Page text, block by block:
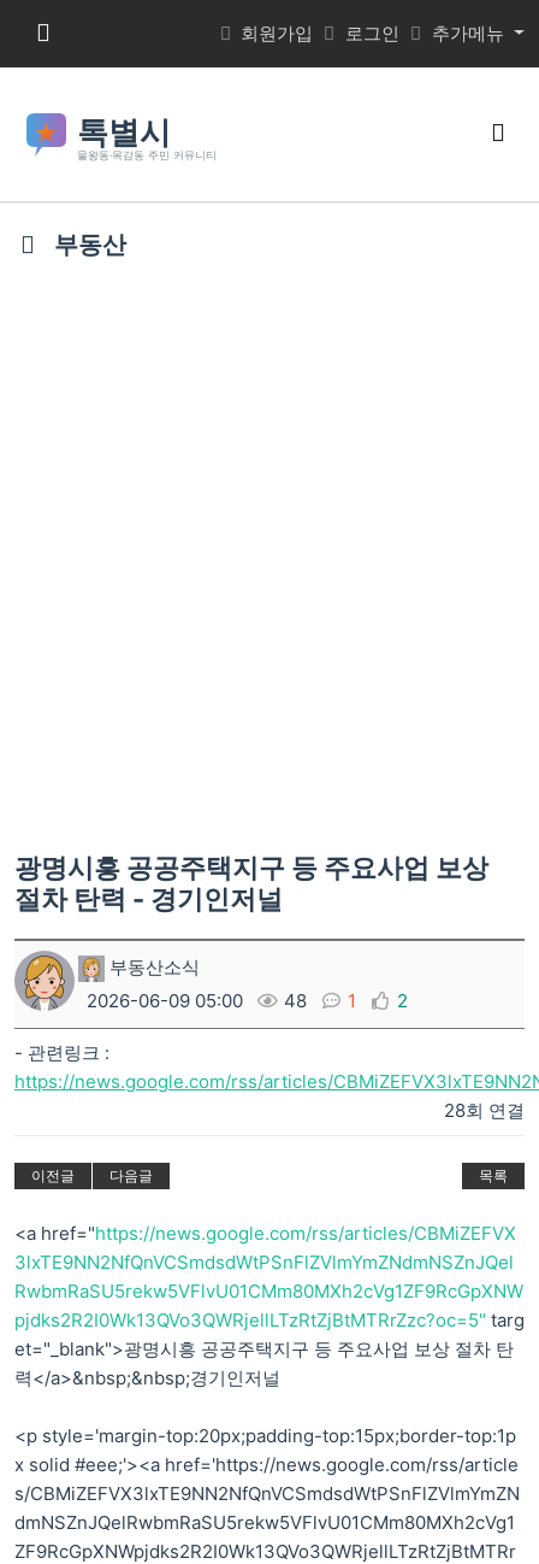
메뉴 버튼 회원가입 로그인 추가메뉴
검
부동산
광명시흥 공공주택지구 등 주요사업 보상
절차 탄력 - 경기인저널
부동산소식
2026-06-09 05:00
48 1 2
- 관련링크 :
https://news.google.com/rss/articles/
28회 연결
이전글 다음글 목록
<a href="https://news.google.com/rss/articles/CBMiZEFVX
3lxTE9NN2NfQnVCSmdsdWtPSnFlZVlmYmZNdmNSZnJQel
RwbmRaSU5rekw5VFlvU01CMm80MXh2cVg1ZF9RcGpXNW
pjdks2R2I0Wk13QVo3QWRjellLTzRtZjBtMTRrZzc?oc=5" targ
et="_blank">광명시흥 공공주택지구 등 주요사업 보상 절차 탄
력</a>&nbsp;&nbsp;경기인저널
<p style='margin-top:20px;padding-top:15px;border-top:1p
x solid #eee;'><a href='https://news.google.com/rss/article
s/CBMiZEFVX3lxTE9NN2NfQnVCSmdsdWtPSnFlZVlmYmZN
dmNSZnJQelRwbmRaSU5rekw5VFlvU01CMm80MXh2cVg1
ZF9RcGpXNWpjdks2R2I0Wk13QVo3QWRjellLTzRtZjBtMTRr